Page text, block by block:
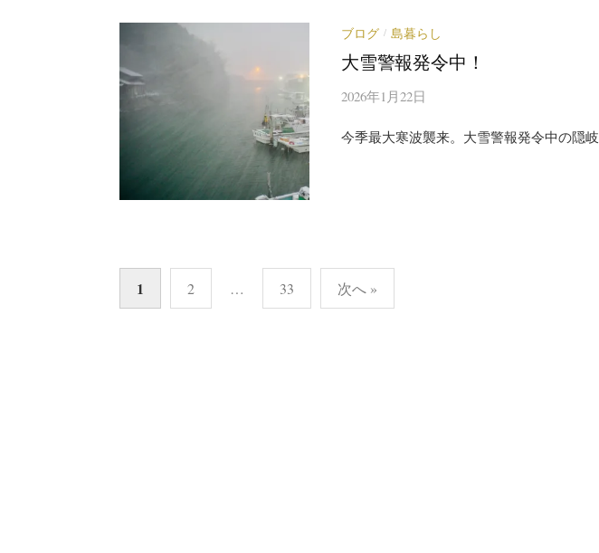
ブログ / 島暮らし
大雪警報発令中！
2026年1月22日
今季最大寒波襲来。大雪警報発令中の隠
投
稿
1 2 … 33 次へ »